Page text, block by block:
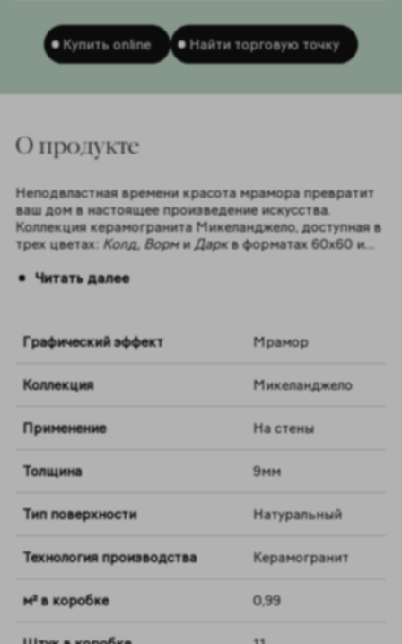
Купить online Найти торговую точку
O продукте
Неподвластная времени красота мрамора превратит
ваш дом в настоящее произведение искусства.
Коллекция керамогранита Микеланджело, доступная в
трех цветах: Колд, ВормиДаркв форматах 60х60 и
синонима роскоши и величия.
Читать далее
Графический эффект Мрамор
Коллекция Микеланджело
Применение На стены
Толщина 9мм
Тип поверхности Натуральный
Технология производства Керамогранит
м² в коробке 0,99